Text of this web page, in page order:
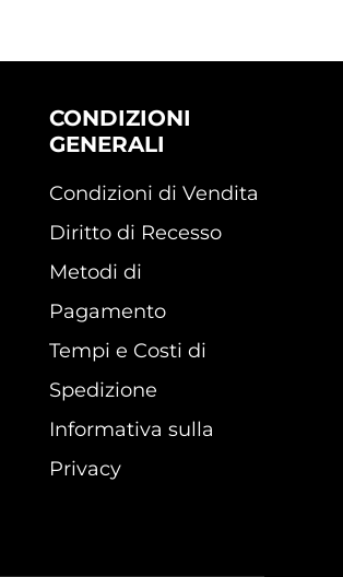
CONDIZIONI
GENERALI
Condizioni di Vendita
Diritto di Recesso
Metodi di
Pagamento
Tempi e Costi di
Spedizione
Informativa sulla
Privacy